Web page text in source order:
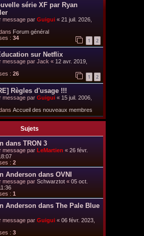
série XF par Ryan
message par Guigui « 21 juil. 2026,
Forum général
: 34 1 2
sur Netflix
message par Jack « 12 avr. 2019,
: 26 1 2
Règles d'usage !!!
message par Guigui « 15 juil. 2006,
Accueil des nouveaux membres
Sujets
dans TRON 3
message par LeMartien « 26 févr.
: 2
Anderson dans OVNI
message par Schwarztot « 05 oct.
: 1
Anderson dans The Pale Blue
message par Guigui « 06 févr. 2023,
: 3